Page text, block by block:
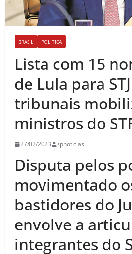
BRASIL POLITICA
Lista com 15
de Lula para
tribunais
ministros do
27/02/2023 spnoticias
Disputa pelos
movimentado
bastidores do
envolve a
integrantes do